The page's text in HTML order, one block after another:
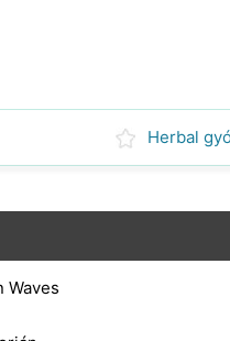
Herbal
Waves